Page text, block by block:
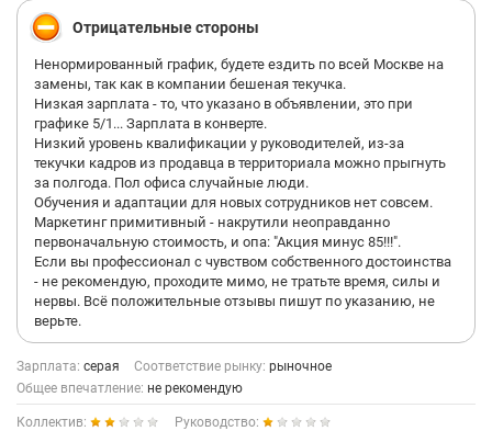
Отрицательные стороны
Ненормированный график, будете ездить по всей Москве на
замены, так как в компании бешеная текучка.
Низкая зарплата - то, что указано в объявлении, это при
графике 5/1... Зарплата в конверте.
Низкий уровень квалификации у руководителей, из-за
текучки кадров из продавца в территориала можно прыгнуть
за полгода. Пол офиса случайные люди.
Обучения и адаптации для новых сотрудников нет совсем.
Маркетинг примитивный - накрутили неоправданно
первоначальную стоимость, и опа: "Акция минус 85!!!".
Если вы профессионал с чувством собственного достоинства
- не рекомендую, проходите мимо, не тратьте время, силы и
нервы. Всё положительные отзывы пишут по указанию, не
верьте.
Зарплата: серая Соответствие рынку: рыночное
Общее впечатление: не рекомендую
Коллектив:
Руководство: